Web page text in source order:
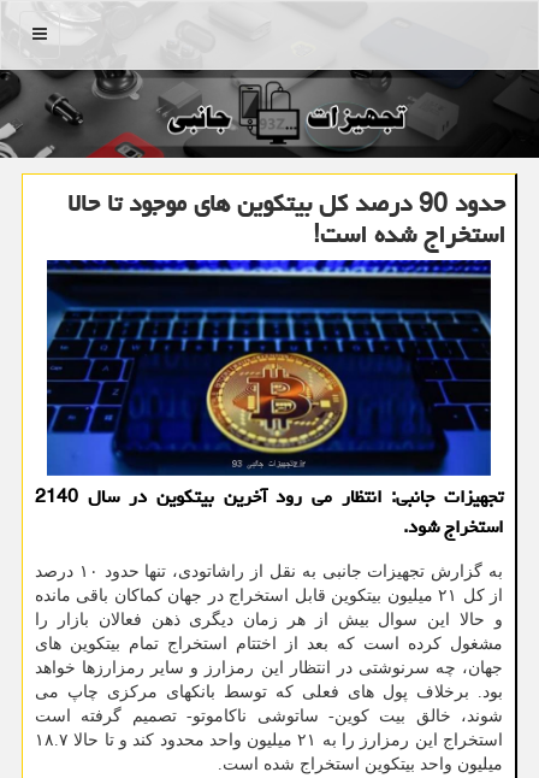
منو
حدود 90 درصد کل بیتکوین های موجود تا حالا
استخراج شده است!
تجهیزات جانبی: انتظار می رود آخرین بیتکوین در سال 2140
استخراج شود.
به گزارش تجهیزات جانبی به نقل از راشاتودی، تنها حدود ۱۰ درصد
از کل ۲۱ میلیون بیتکوین قابل استخراج در جهان کماکان باقی مانده
و حالا این سوال بیش از هر زمان دیگری ذهن فعالان بازار را
مشغول کرده است که بعد از اختتام استخراج تمام بیتکوین های
جهان، چه سرنوشتی در انتظار این رمزارز و سایر رمزارزها خواهد
بود. برخلاف پول های فعلی که توسط بانکهای مرکزی چاپ می
شوند، خالق بیت کوین- ساتوشی ناکاموتو- تصمیم گرفته است
استخراج این رمزارز را به ۲۱ میلیون واحد محدود کند و تا حالا ۱۸.۷
میلیون واحد بیتکوین استخراج شده است.